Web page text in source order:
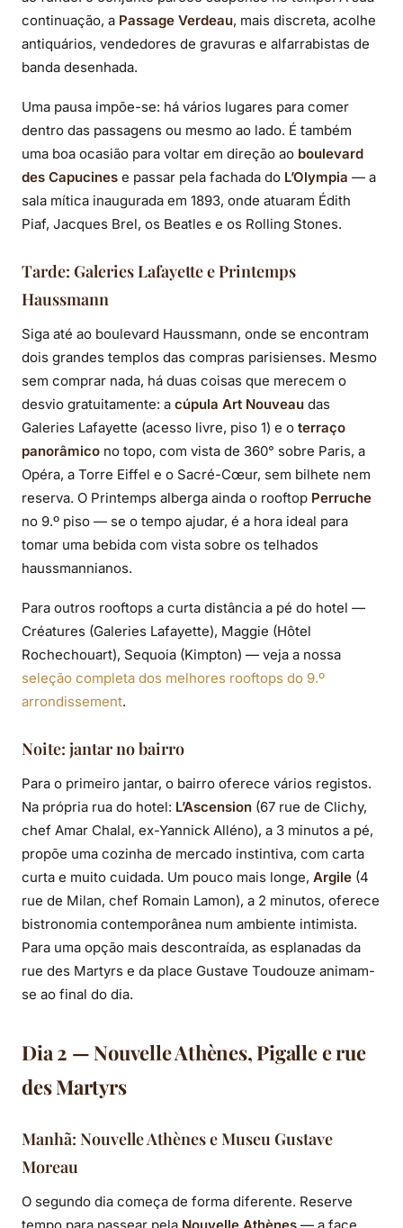
continuação, a Passage Verdeau, mais discreta, acolhe
antiquários, vendedores de gravuras e alfarrabistas de
banda desenhada.
Uma pausa impõe-se: há vários lugares para comer
dentro das passagens ou mesmo ao lado. É também
uma boa ocasião para voltar em direção ao boulevard
des Capucines e passar pela fachada do L’Olympia — a
sala mítica inaugurada em 1893, onde atuaram Édith
Piaf, Jacques Brel, os Beatles e os Rolling Stones.
Tarde: Galeries Lafayette e Printemps
Haussmann
Siga até ao boulevard Haussmann, onde se encontram
dois grandes templos das compras parisienses. Mesmo
sem comprar nada, há duas coisas que merecem o
desvio gratuitamente: a cúpula Art Nouveau das
Galeries Lafayette (acesso livre, piso 1) e o terraço
panorâmico no topo, com vista de 360° sobre Paris, a
Opéra, a Torre Eiffel e o Sacré-Cœur, sem bilhete nem
reserva. O Printemps alberga ainda o rooftop Perruche
no 9.º piso — se o tempo ajudar, é a hora ideal para
tomar uma bebida com vista sobre os telhados
haussmannianos.
Para outros rooftops a curta distância a pé do hotel —
Créatures (Galeries Lafayette), Maggie (Hôtel
Rochechouart), Sequoia (Kimpton) — veja a nossa
seleção completa dos melhores rooftops do 9.º
arrondissement.
Noite: jantar no bairro
Para o primeiro jantar, o bairro oferece vários registos.
Na própria rua do hotel: L’Ascension (67 rue de Clichy,
chef Amar Chalal, ex-Yannick Alléno), a 3 minutos a pé,
propõe uma cozinha de mercado instintiva, com carta
curta e muito cuidada. Um pouco mais longe, Argile (4
rue de Milan, chef Romain Lamon), a 2 minutos, oferece
bistronomia contemporânea num ambiente intimista.
Para uma opção mais descontraída, as esplanadas da
rue des Martyrs e da place Gustave Toudouze animam-
se ao final do dia.
Dia 2 — Nouvelle Athènes, Pigalle e rue
des Martyrs
Manhã: Nouvelle Athènes e Museu Gustave
Moreau
O segundo dia começa de forma diferente. Reserve